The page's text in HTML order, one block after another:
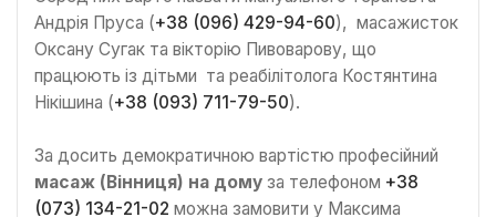
Андрія Пруса (+38 (096) 429-94-60), масажисток
Оксану Сугак та вікторію Пивоварову, що
працюють із дітьми та реабілітолога Костянтина
Нікішина (+38 (093) 711-79-50).
За досить демократичною вартістю професійний
масаж (Вінниця) на дому за телефоном +38
(073) 134-21-02 можна замовити у Максима